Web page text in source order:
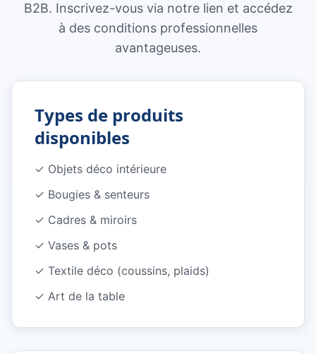
B2B. Inscrivez-vous via notre lien et accédez
à des conditions professionnelles
avantageuses.
Types de produits
disponibles
✓ Objets déco intérieure
✓ Bougies & senteurs
✓ Cadres & miroirs
✓ Vases & pots
✓ Textile déco (coussins, plaids)
✓ Art de la table